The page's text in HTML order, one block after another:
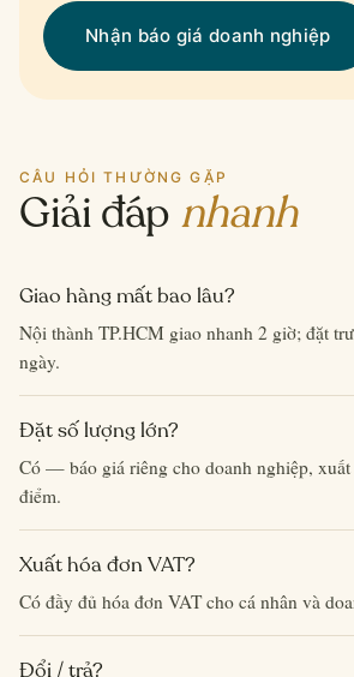
Nhận báo giá doanh nghiệp
CÂU HỎI THƯỜNG GẶP
Giải đápnhanh
Giao hàng mất bao lâu?
Nội thành TP.HCM giao nhanh 2 giờ; đặt
ngày.
Đặt số lượng lớn?
Có — báo giá riêng cho doanh nghiệp,
điểm.
Xuất hóa đơn VAT?
Có đầy đủ hóa đơn VAT cho cá nhân và
Đổi / trả?